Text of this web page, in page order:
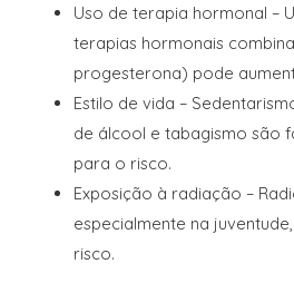
Uso de terapia hormonal –
terapias hormonais
progesterona) pode
Estilo de vida –
de álcool e tabagismo são
para o risco.
Exposição à radiação –
especialmente na
risco.